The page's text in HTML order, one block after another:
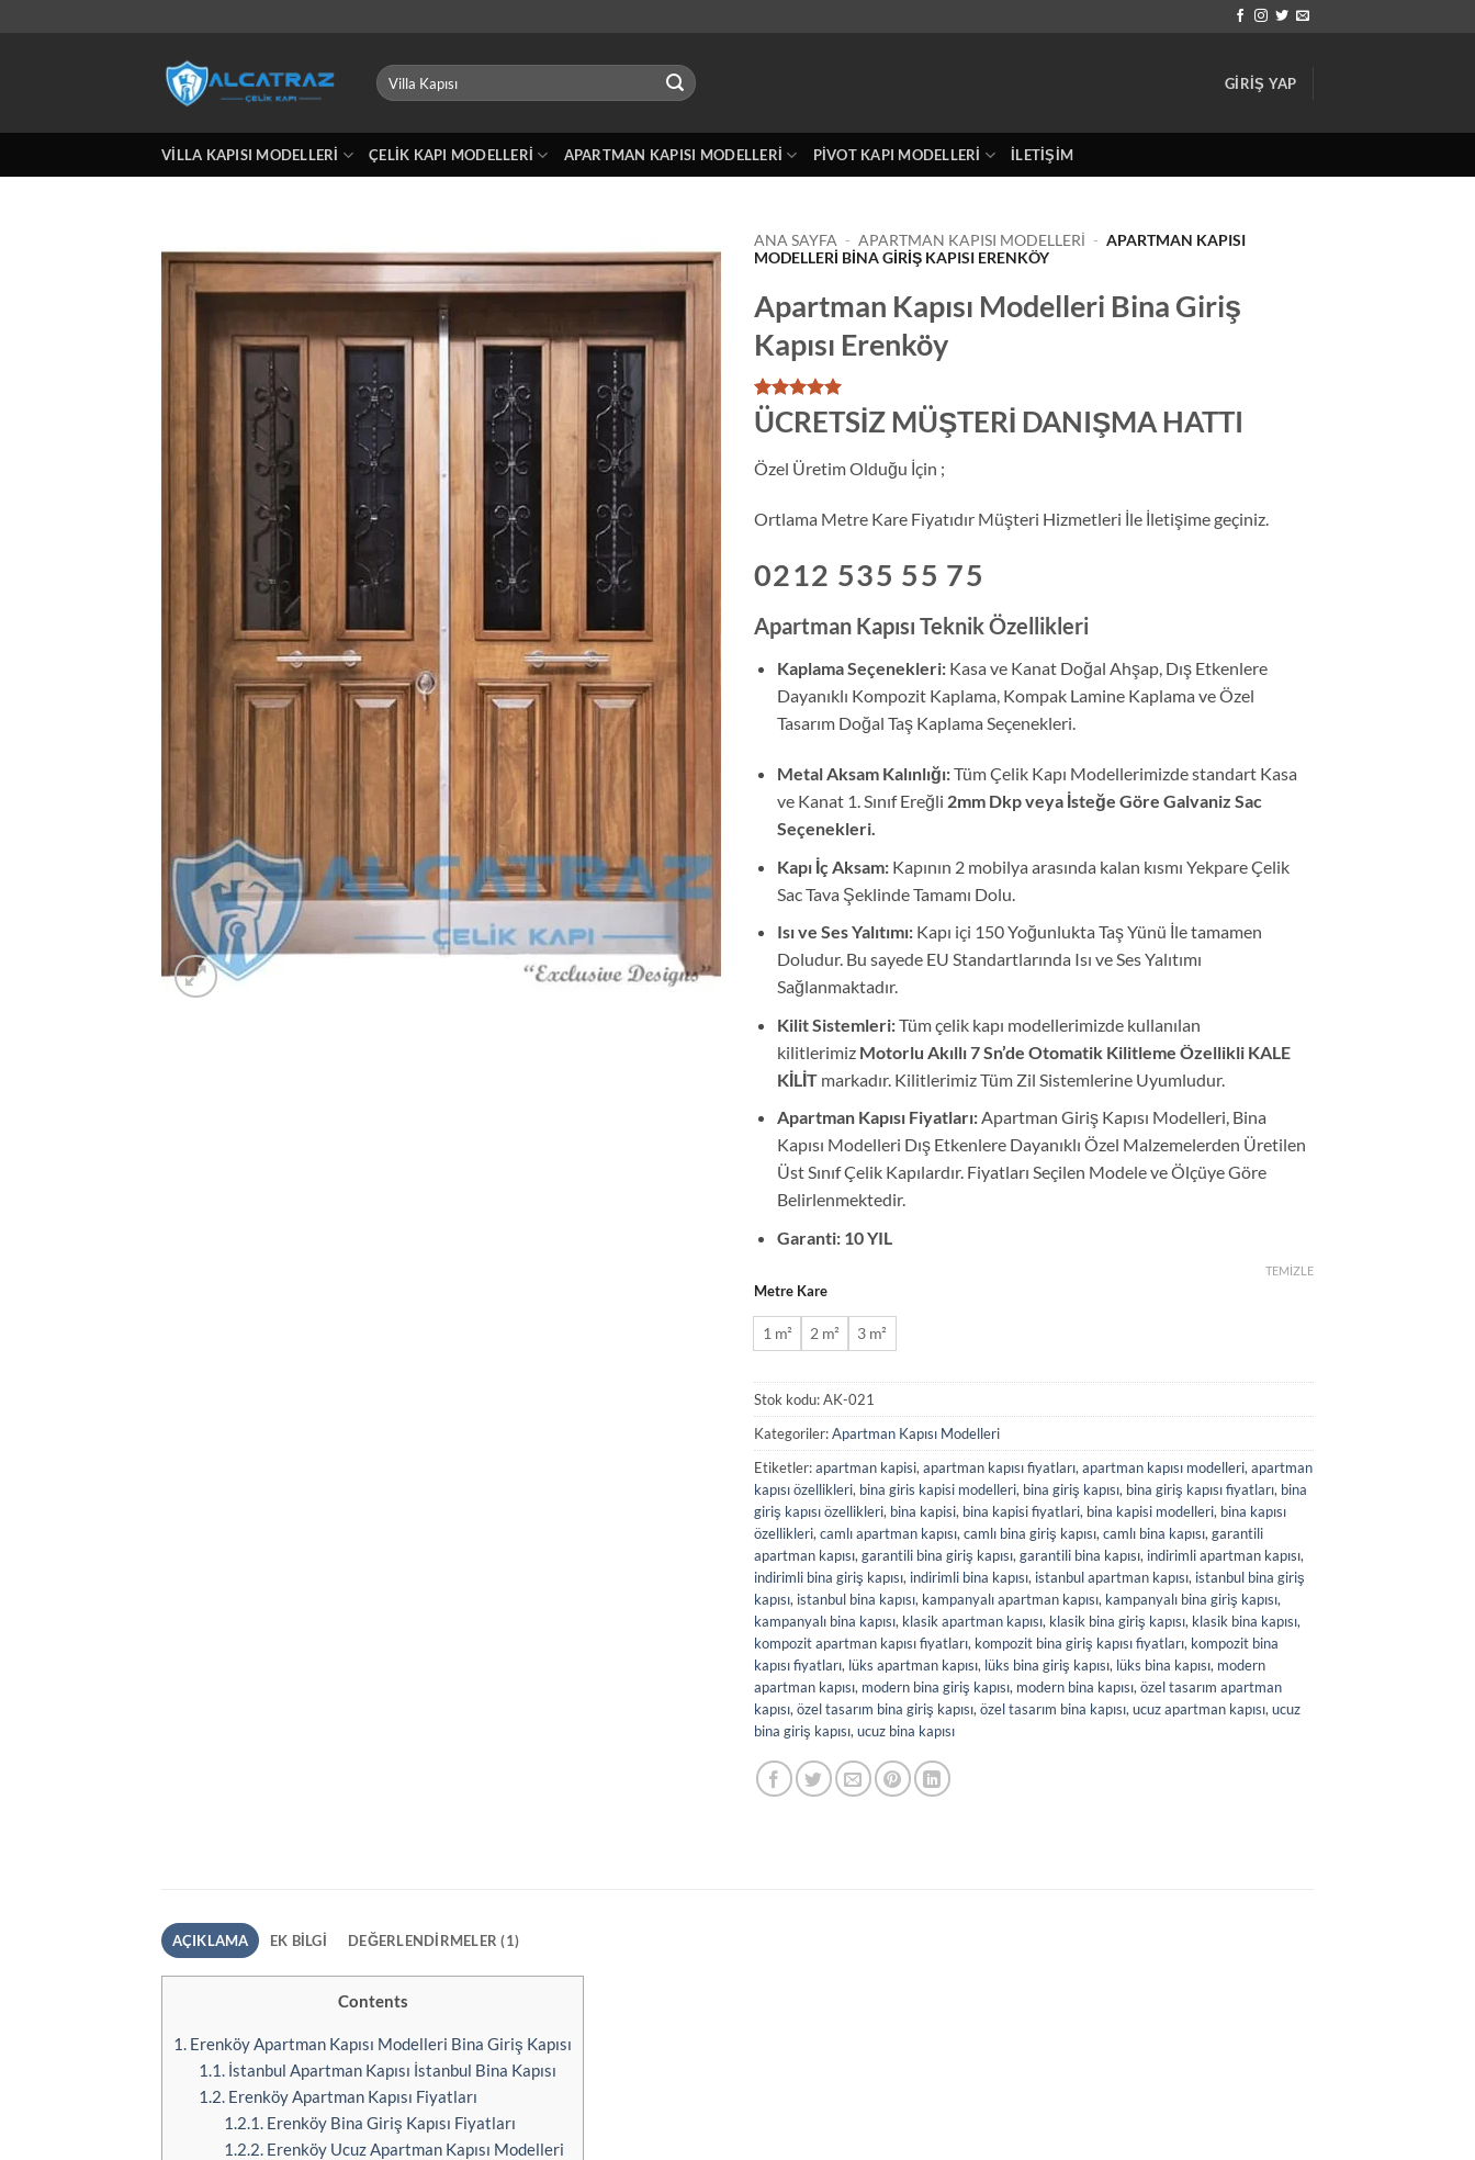
Ara:
GIRIŞ YAP
VILLA KAPISI MODELLERI ÇELIK KAPI MODELLERI APARTMAN KAPISI MODELLERI PIVOT KAPI MODELLERI İLETIŞIM
ANA SAYFA - APARTMAN KAPISI MODELLERI - APARTMAN KAPISI
MODELLERI BINA GIRIŞ KAPISI ERENKÖY
Apartman Kapısı Modelleri Bina Giriş
Kapısı Erenköy
1
müşteri
puanına
5 üzerinden
ÜCRETSİZ MÜŞTERİ DANIŞMA HATTI
Özel Üretim Olduğu İçin ;
Ortlama Metre Kare Fiyatıdır Müşteri Hizmetleri İle İletişime geçiniz.
0212 535 55 75
Apartman Kapısı Teknik Özellikleri
Kaplama Seçenekleri: Kasa ve Kanat Doğal Ahşap, Dış Etkenlere
Dayanıklı Kompozit Kaplama, Kompak Lamine Kaplama ve Özel
Tasarım Doğal Taş Kaplama Seçenekleri.
Metal Aksam Kalınlığı:Tüm Çelik Kapı Modellerimizde standart Kasa
ve Kanat 1. Sınıf Ereğli 2mm Dkp veya İsteğe Göre Galvaniz Sac
Seçenekleri.
Kapı İç Aksam:Kapının 2 mobilya arasında kalan kısmı Yekpare Çelik
Sac Tava Şeklinde Tamamı Dolu.
Isı ve Ses Yalıtımı:Kapı içi 150 Yoğunlukta Taş Yünü İle tamamen
Doludur. Bu sayede EU Standartlarında Isı ve Ses Yalıtımı
Sağlanmaktadır.
Kilit Sistemleri:Tüm çelik kapı modellerimizde kullanılan
kilitlerimiz Motorlu Akıllı 7 Sn’de Otomatik Kilitleme Özellikli KALE
KİLİT markadır. Kilitlerimiz Tüm Zil Sistemlerine Uyumludur.
Apartman Kapısı Fiyatları:Apartman Giriş Kapısı Modelleri, Bina
Kapısı Modelleri Dış Etkenlere Dayanıklı Özel Malzemelerden Üretilen
Üst Sınıf Çelik Kapılardır. Fiyatları Seçilen Modele ve Ölçüye Göre
Belirlenmektedir.
Garanti: 10 YIL
Metre Kare
1 m² 2 m² 3 m²
TEMIZLE
Stok kodu:AK-021
Kategoriler:Apartman Kapısı Modelleri
Etiketler:apartman kapisi, apartman kapısı fiyatları, apartman kapısı modelleri, apartman
kapısı özellikleri, bina giris kapisi modelleri, bina giriş kapısı, bina giriş kapısı fiyatları, bina
giriş kapısı özellikleri, bina kapisi, bina kapisi fiyatlari, bina kapisi modelleri, bina kapısı
özellikleri, camlı apartman kapısı, camlı bina giriş kapısı, camlı bina kapısı, garantili
apartman kapısı, garantili bina giriş kapısı, garantili bina kapısı, indirimli apartman kapısı,
indirimli bina giriş kapısı, indirimli bina kapısı, istanbul apartman kapısı, istanbul bina giriş
kapısı, istanbul bina kapısı, kampanyalı apartman kapısı, kampanyalı bina giriş kapısı,
kampanyalı bina kapısı, klasik apartman kapısı, klasik bina giriş kapısı, klasik bina kapısı,
kompozit apartman kapısı fiyatları, kompozit bina giriş kapısı fiyatları, kompozit bina
kapısı fiyatları, lüks apartman kapısı, lüks bina giriş kapısı, lüks bina kapısı, modern
apartman kapısı, modern bina giriş kapısı, modern bina kapısı, özel tasarım apartman
kapısı, özel tasarım bina giriş kapısı, özel tasarım bina kapısı, ucuz apartman kapısı, ucuz
bina giriş kapısı, ucuz bina kapısı
AÇIKLAMA EK BILGI DEĞERLENDIRMELER (1)
Contents
1. Erenköy Apartman Kapısı Modelleri Bina Giriş Kapısı
1.1.İstanbul Apartman Kapısı İstanbul Bina Kapısı
1.2.Erenköy Apartman Kapısı Fiyatları
1.2.1.Erenköy Bina Giriş Kapısı Fiyatları
1.2.2.Erenköy Ucuz Apartman Kapısı Modelleri